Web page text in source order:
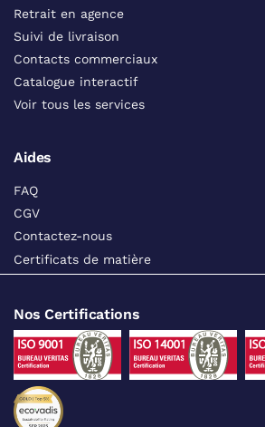
Retrait en agence
Suivi de livraison
Contacts commerciaux
Catalogue interactif
Voir tous les services
Aides
FAQ
CGV
Contactez-nous
Certificats de matière
Nos Certifications